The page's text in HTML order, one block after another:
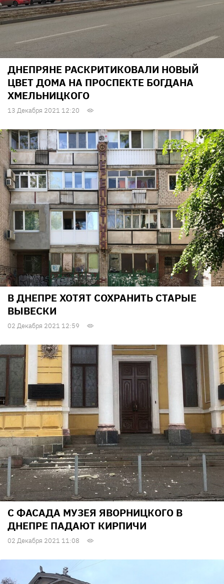
ДНЕПРЯНЕ РАСКРИТИКОВАЛИ НОВЫЙ
ЦВЕТ ДОМА НА ПРОСПЕКТЕ БОГДАНА
ХМЕЛЬНИЦКОГО
13 Декабря 2021 12:20
В ДНЕПРЕ ХОТЯТ СОХРАНИТЬ СТАРЫЕ
ВЫВЕСКИ
02 Декабря 2021 12:59
С ФАСАДА МУЗЕЯ ЯВОРНИЦКОГО В
ДНЕПРЕ ПАДАЮТ КИРПИЧИ
02 Декабря 2021 11:08